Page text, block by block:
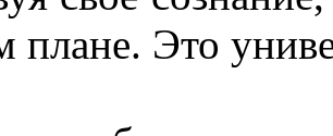
плане. Это